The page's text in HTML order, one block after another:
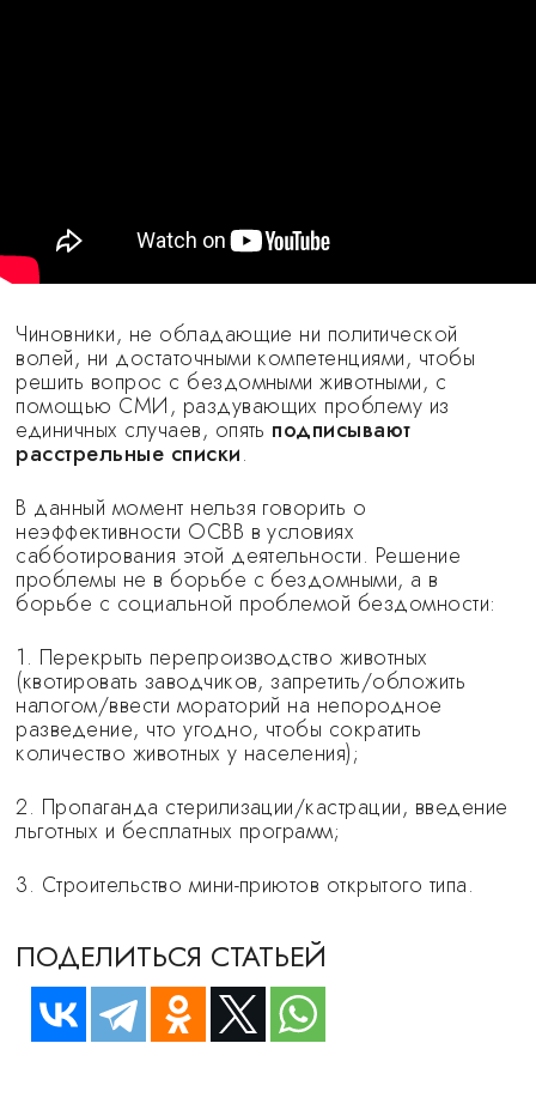
Чиновники, не обладающие ни политической
волей, ни достаточными компетенциями, чтобы
решить вопрос с бездомными животными, с
помощью СМИ, раздувающих проблему из
единичных случаев, опять подписывают
расстрельные списки.
В данный момент нельзя говорить о
неэффективности ОСВВ в условиях
сабботирования этой деятельности. Решение
проблемы не в борьбе с бездомными, а в
борьбе с социальной проблемой бездомности:
1. Перекрыть перепроизводство животных
(квотировать заводчиков, запретить/обложить
налогом/ввести мораторий на непородное
разведение, что угодно, чтобы сократить
количество животных у населения);
2. Пропаганда стерилизации/кастрации, введение
льготных и бесплатных программ;
3. Строительство мини-приютов открытого типа.
ПОДЕЛИТЬСЯ СТАТЬЕЙ